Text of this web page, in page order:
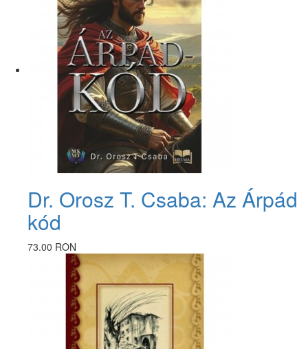
Dr. Orosz T. Csaba: Az Árpád
kód
73.00 RON